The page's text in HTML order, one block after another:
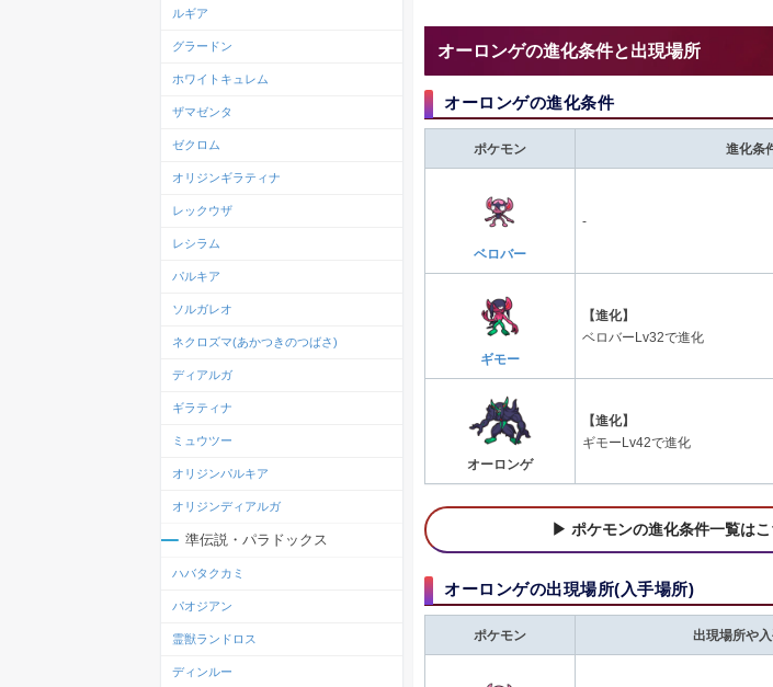
オーロンゲの進化条件と出現場所
オーロンゲの進化条件
ポケモン 進化条
ベロバー
-
ギモー
【進化】
ベロバーLv32で進化
オーロンゲ
【進化】
ギモーLv42で進化
ポケモンの進化条件一覧は
オーロンゲの出現場所(入手場所)
ポケモン 出現場所や
ルギア
グラードン
ホワイトキュレム
ザマゼンタ
ゼクロム
オリジンギラティナ
レックウザ
レシラム
パルキア
ソルガレオ
ネクロズマ(あかつきのつばさ)
ディアルガ
ギラティナ
ミュウツー
オリジンパルキア
オリジンディアルガ
準伝説・パラドックス
ハバタクカミ
パオジアン
霊獣ランドロス
ディンルー